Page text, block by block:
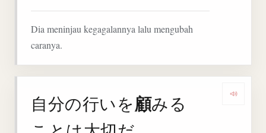
Dia meninjau kegagalannya lalu mengubah
caranya.
自分の行いを顧みる